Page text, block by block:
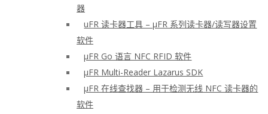
器
uFR 读卡器工具 – μFR 系列读卡器/读写器设置
软件
μFR Go 语言 NFC RFID 软件
μFR Multi-Reader Lazarus SDK
μFR 在线查找器 – 用于检测无线 NFC 读卡器的
软件